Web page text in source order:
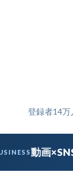
登録者14万
動画